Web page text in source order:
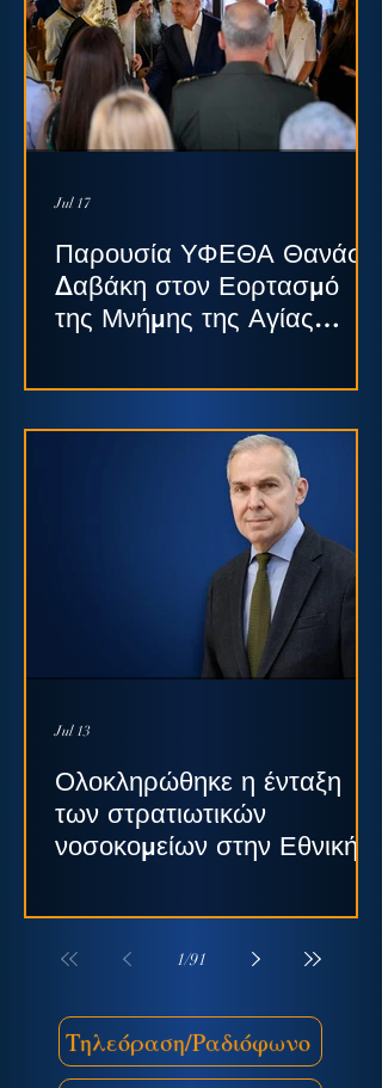
Παρουσία ΥΦΕΘΑ Θανάση
Δαβάκη στον Εορτασμό
της Μνήμης της Αγίας
της ΝΒΝΕ
Jul 17
Ολοκληρώθηκε η ένταξη
των στρατιωτικών
νοσοκομείων στην Εθνική
Υγείας
Jul 13
1/91
Τηλεόραση/Ραδιόφωνο